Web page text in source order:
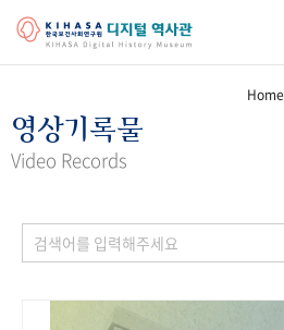
걸어온 길 기관 변천사
정책과 연구 키워드로 보는 연구 역사
Home
영상기록물
Video Records